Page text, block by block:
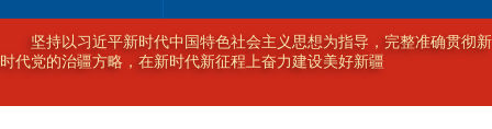
坚持以习近平新时代中国特色社会主义思想为指导，完整准确贯彻新
时代党的治疆方略，在新时代新征程上奋力建设美好新疆